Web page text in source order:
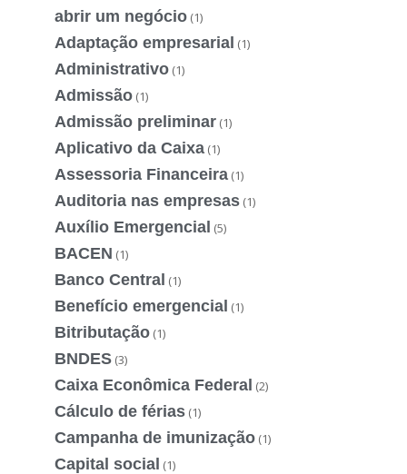
abrir um negócio (1)
Adaptação empresarial (1)
Administrativo (1)
Admissão (1)
Admissão preliminar (1)
Aplicativo da Caixa (1)
Assessoria Financeira (1)
Auditoria nas empresas (1)
Auxílio Emergencial (5)
BACEN (1)
Banco Central (1)
Benefício emergencial (1)
Bitributação (1)
BNDES (3)
Caixa Econômica Federal (2)
Cálculo de férias (1)
Campanha de imunização (1)
Capital social (1)